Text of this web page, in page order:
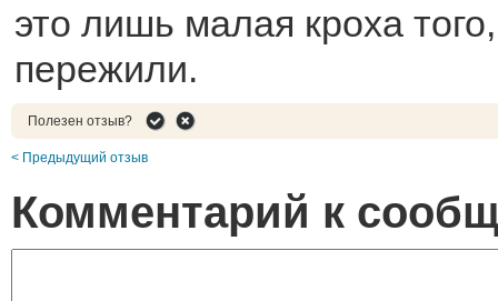
это лишь малая кроха
пережили.
Полезен отзыв?
< Предыдущий отзыв
Комментарий к